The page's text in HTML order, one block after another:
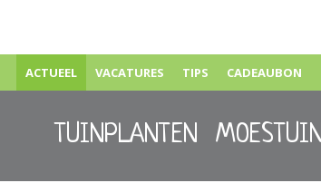
ACTUEEL VACATURES TIPS CADEAUBON
TUINPLANTEN